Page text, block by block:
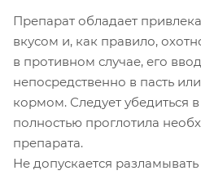
Препарат обладает
вкусом и, как правило,
в противном случае, его
непосредственно в пасть
кормом. Следует убедиться
полностью проглотила
препарата.
Не допускается